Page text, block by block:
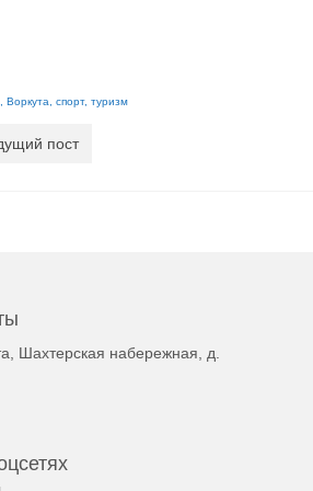
Воркута спорт, туризм
пост
Шахтерская набережная, д.